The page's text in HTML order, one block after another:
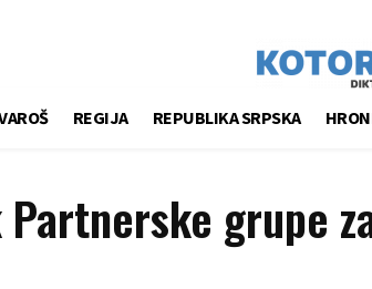
REGIJA REPUBLIKA SRPSKA
grupe